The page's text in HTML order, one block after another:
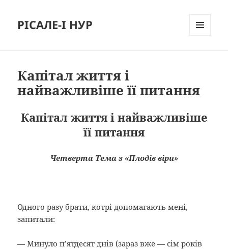
РІСАЛЕ-І НУР
Капітал життя і
найважливіше її питання
Капітал життя і найважливіше
її питання
Четверта Тема з «Плодів віри»
Одного разу брати, котрі допомагають мені,
запитали:
— Минуло п’ятдесят днів (зараз вже — сім років